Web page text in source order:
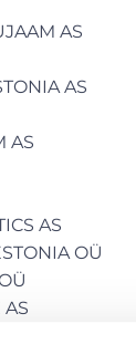
SADAM